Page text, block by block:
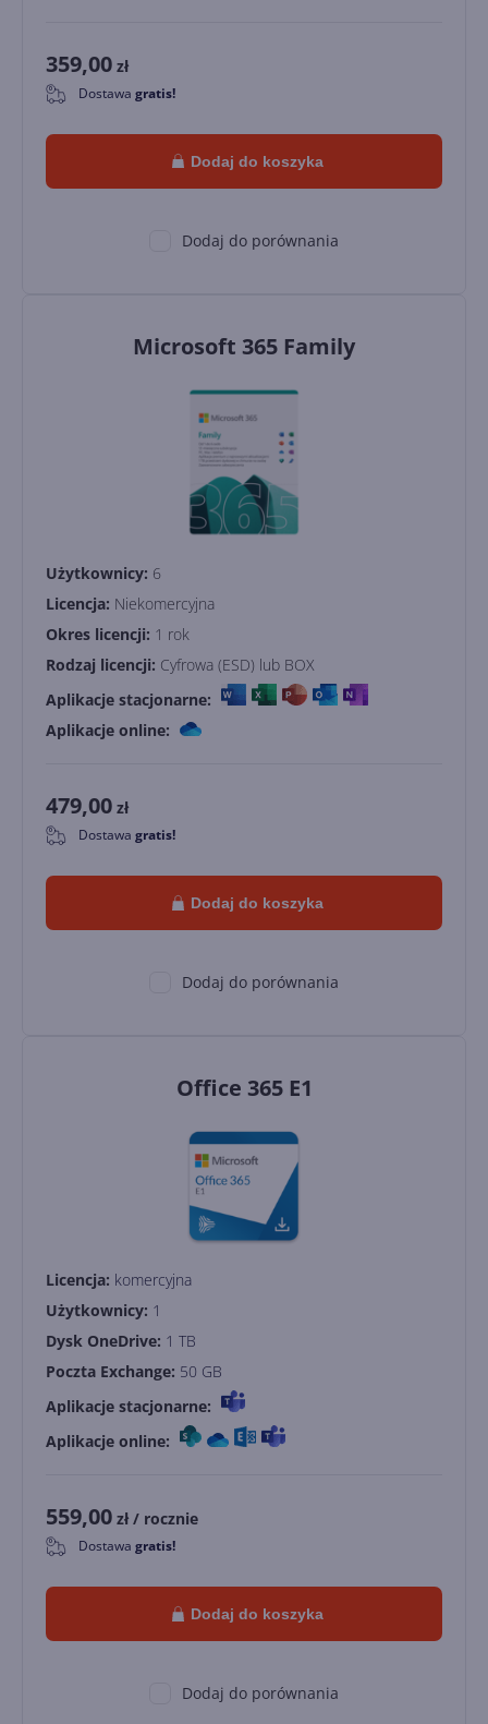
359,00 zł
0 Dostawa gratis!
Dodaj do koszyka
Dodaj do porównania
Microsoft 365 Family
Użytkownicy: 6
Licencja: Niekomercyjna
Okres licencji: 1 rok
Rodzaj licencji: Cyfrowa (ESD) lub BOX
Aplikacje stacjonarne:
Aplikacje online:
479,00 zł
0 Dostawa gratis!
Dodaj do koszyka
Dodaj do porównania
Office 365 E1
Licencja: komercyjna
Użytkownicy: 1
Dysk OneDrive: 1 TB
Poczta Exchange: 50 GB
Aplikacje stacjonarne:
Aplikacje online:
559,00 zł / rocznie
0 Dostawa gratis!
Dodaj do koszyka
Dodaj do porównania